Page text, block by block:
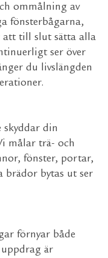
ommålning av
fönsterbågarna,
till slut sätta alla
ser över
du livslängden
skyddar din
målar trä- och
fönster, portar,
brädor bytas ut ser
förnyar både
är